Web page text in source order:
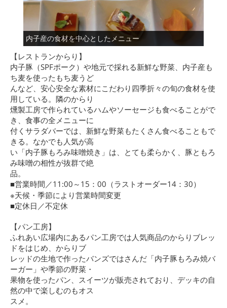
内子産の食材を中心としたメニュー
【レストランからり】
内子豚（SPFポーク）や地元で採れる新鮮な野菜、内子産も
ち麦を使ったもち麦うど
んなど、安心安全な素材にこだわり四季折々の旬の食材を使
用している。隣のからり
燻製工房で作られているハムやソーセージも食べることがで
き、食事の全メニューに
付くサラダバーでは、新鮮な野菜もたくさん食べることもで
きる。なかでも人気が高
い「内子豚もろみ味噌焼き」は、とても柔らかく、豚ともろ
み味噌の相性が抜群で絶
品。
■営業時間／11:00～15：00（ラストオーダー14：30）
※天候・季節により営業時間変更
■定休日／不定休
【パン工房】
ふれあい広場内にあるパン工房では人気商品のからりブレッ
ドをはじめ、からりブ
レッドの生地で作ったバンズではさんだ「内子豚もろみ焼バ
ーガー」や季節の野菜・
果物を使ったパン、スイーツが販売されており、デッキの自
然の中で楽しむのもオス
スメ。